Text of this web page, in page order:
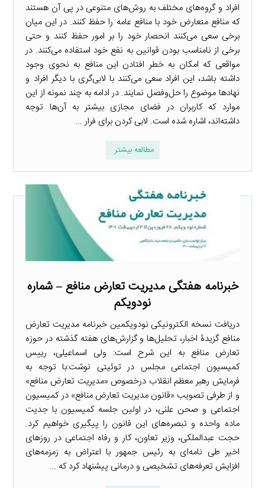
افراد و گروه‌های مختلف به روش‌های متنوعی در پی آن هستند
که منافع متعارض خود با منافع عامه را حفظ کنند. در این میان
برخی سعی می‌کنند انحصار خود را بر امور حفظ کنند و حتی
برخی از نامناسب بودن قوانین به نفع خود استفاده می‌کنند. در
مواقعی که امکان به خطر افتادن این منافع به نحوی وجود
داشته باشد، این افراد سعی می‌کنند با لابی‌گری با دیگر افراد و
نهادها موضوع را حل‌وفصل نمایند. در ادامه به چند نمونه از این
موارد که کاربران در فضای مجازی بیشتر به آن‌ها توجه
داشته‌اند، اشاره شده است. لابی کردن برای فرار ...
مطالعه بیشتر
خبرنامه هفتگی مدیریت تعارض منافع – شماره
نودویکم
دریافت نسخه الکترونیکی نودویکمین خبرنامه مدیریت تعارض
منافع گزیدۀ اخبار، تحلیل‌ها و گزارش‌های هفته گذشته در حوزه
تعارض منافع به این شرح است: ولی اسماعیلی، رییس
کمیسیون اجتماعی مجلس در توئیتی نوشت:با توجه به
فرمایش رهبر معظم انقلاب درخصوص «مدیریت تعارض منافع»
و از طرفی تصویب «قانون مدیریت تعارض منافع» در کمیسیون
اجتماعی و صحن علنی، در اولین جلسه کمیسیون با جدیت
ماده واحده و تبصره‌های این قانون را پیگیری خواهیم کرد.
حجت عبدالملکی، وزیر تعاون، کار و رفاه اجتماعی در روزهای
اخیر طی نامه‌ای به رئیس جمهور با اعتراض به زمزمه‌های
افزایش تعرفه‌های تشخیصی و درمانی پیشنهاد کرد که ...